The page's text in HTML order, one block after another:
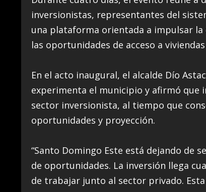
inversionistas, representantes del
una plataforma orientada a impulsar
las oportunidades de acceso a
En el acto inaugural, el alcalde Dío
experimenta el municipio y afirmó que
sector inversionista, al tiempo que
oportunidades y proyección.
“Santo Domingo Este está dejando de
de oportunidades. La inversión llega
de trabajar junto al sector privado.